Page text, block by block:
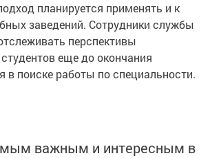
планируется применять и к
заведений. Сотрудники службы
перспективы
еще до окончания
в поиске работы по специальности.
важным и интересным в